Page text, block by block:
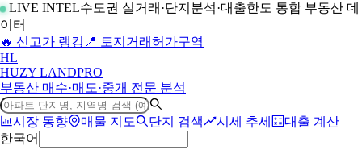
LIVE INTEL수도권 실거래·단지분석·대출한도 통합 부동산 데
이터
🔥 신고가 랭킹 📍 토지거래허가구역
HL
HUZY LANDPRO
부동산 매수·매도·중개 전문 분석
시장 동향 매물 지도 단지 검색 시세 추세
대출 계산
한국어